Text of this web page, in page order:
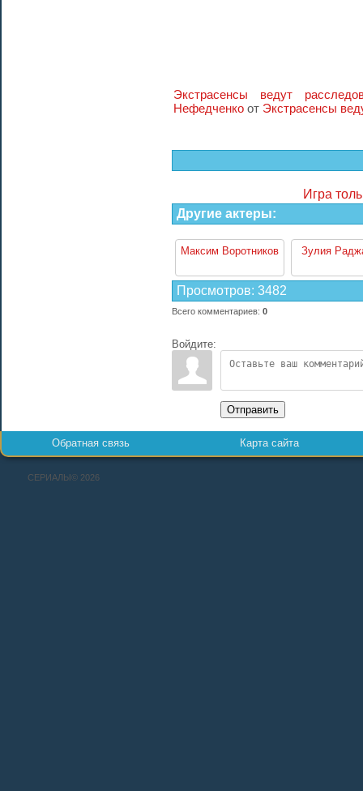
Экстрасенсы ведут
Нефедченко от Экстрасенсы
Игра
Другие актеры:
Максим Воротников Зулия
Просмотров: 3482
Всего комментариев: 0
Войдите:
Отправить
Обратная связь Карта сайта
СЕРИАЛЫ© 2026